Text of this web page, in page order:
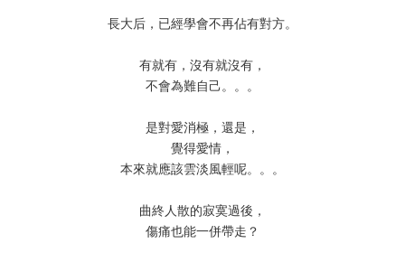
長大后，已經學會不再佔有對方。
有就有，沒有就沒有，
不會為難自己。。。
是對愛消極，還是，
覺得愛情，
本來就應該雲淡風輕呢。。。
曲終人散的寂寞過後，
傷痛也能一併帶走？